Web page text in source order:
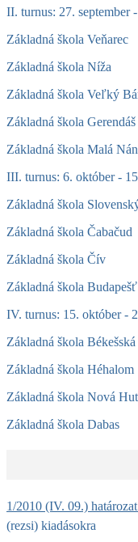
II. turnus: 27. september
Základná škola
Základná škola
Základná škola Veľký
Základná škola
Základná škola
III. turnus: 6. október -
Základná škola
Základná škola
Základná škola
Základná škola
IV. turnus: 15. október -
Základná škola
Základná škola
Základná škola
Základná škola
1/2010 (IV. 09.)
(rezsi) kiadásokra